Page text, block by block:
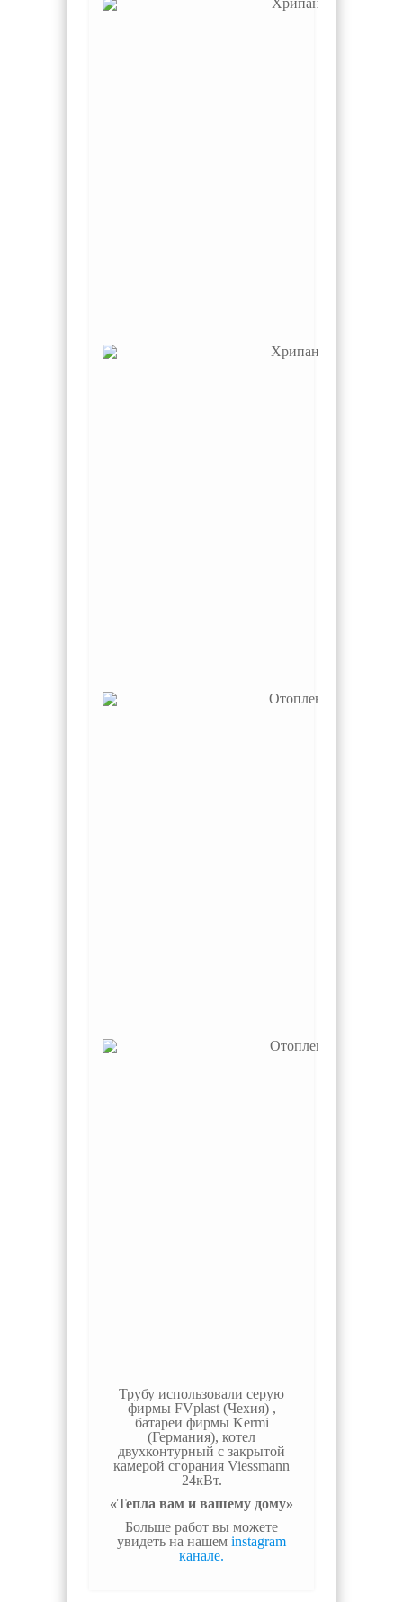
Трубу использовали серую
фирмы FVplast (Чехия) ,
батареи фирмы Kermi
(Германия), котел
двухконтурный с закрытой
камерой сгорания Viessmann
24кВт.
«Тепла вам и вашему дому»
Больше работ вы можете
увидеть на нашем instagram
канале.